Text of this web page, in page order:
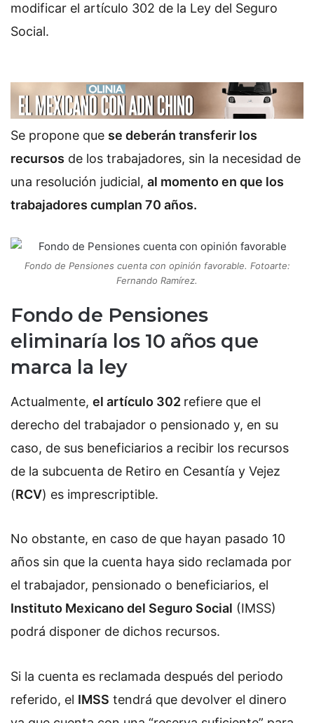
modificar el artículo 302 de la Ley del Seguro
Social.
Se propone que se deberán transferir los
recursos de los trabajadores, sin la necesidad de
una resolución judicial, al momento en que los
trabajadores cumplan 70 años.
Fondo de Pensiones cuenta con opinión favorable. Fotoarte:
Fernando Ramírez.
Fondo de Pensiones
eliminaría los 10 años que
marca la ley
Actualmente, el artículo 302 refiere que el
derecho del trabajador o pensionado y, en su
caso, de sus beneficiarios a recibir los recursos
de la subcuenta de Retiro en Cesantía y Vejez
(RCV) es imprescriptible.
No obstante, en caso de que hayan pasado 10
años sin que la cuenta haya sido reclamada por
el trabajador, pensionado o beneficiarios, el
Instituto Mexicano del Seguro Social (IMSS)
podrá disponer de dichos recursos.
Si la cuenta es reclamada después del periodo
referido, el IMSS tendrá que devolver el dinero